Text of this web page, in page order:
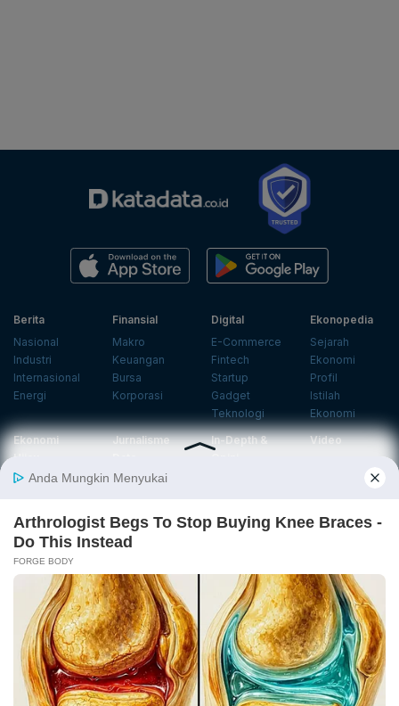
Berita
Nasional
Industri
Internasional
Energi
Finansial
Makro
Keuangan
Bursa
Korporasi
Digital
E-Commerce
Fintech
Startup
Gadget
Teknologi
Ekonopedia
Sejarah
Ekonomi
Profil
Istilah
Ekonomi
Ekonomi
Energi Baru
Sirkular
Investasi
Hijau
Jurnalisme
Infografik
Cek Data
In-Depth &
Wawancara
Laporan
Video
Foto
Info
Indeks
Insight
Center
Databoks
Event